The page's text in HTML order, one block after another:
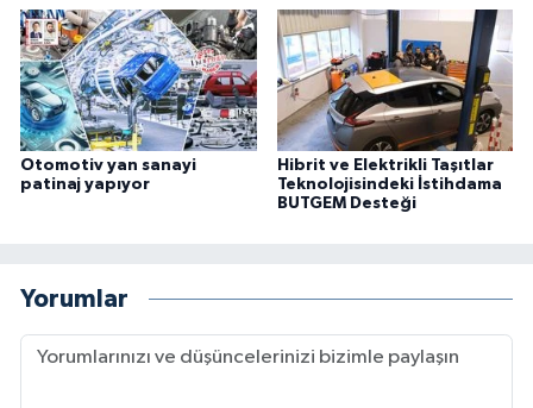
Otomotiv yan sanayi
patinaj yapıyor
Hibrit ve Elektrikli Taşıtlar
Teknolojisindeki İstihdama
BUTGEM Desteği
Yorumlar